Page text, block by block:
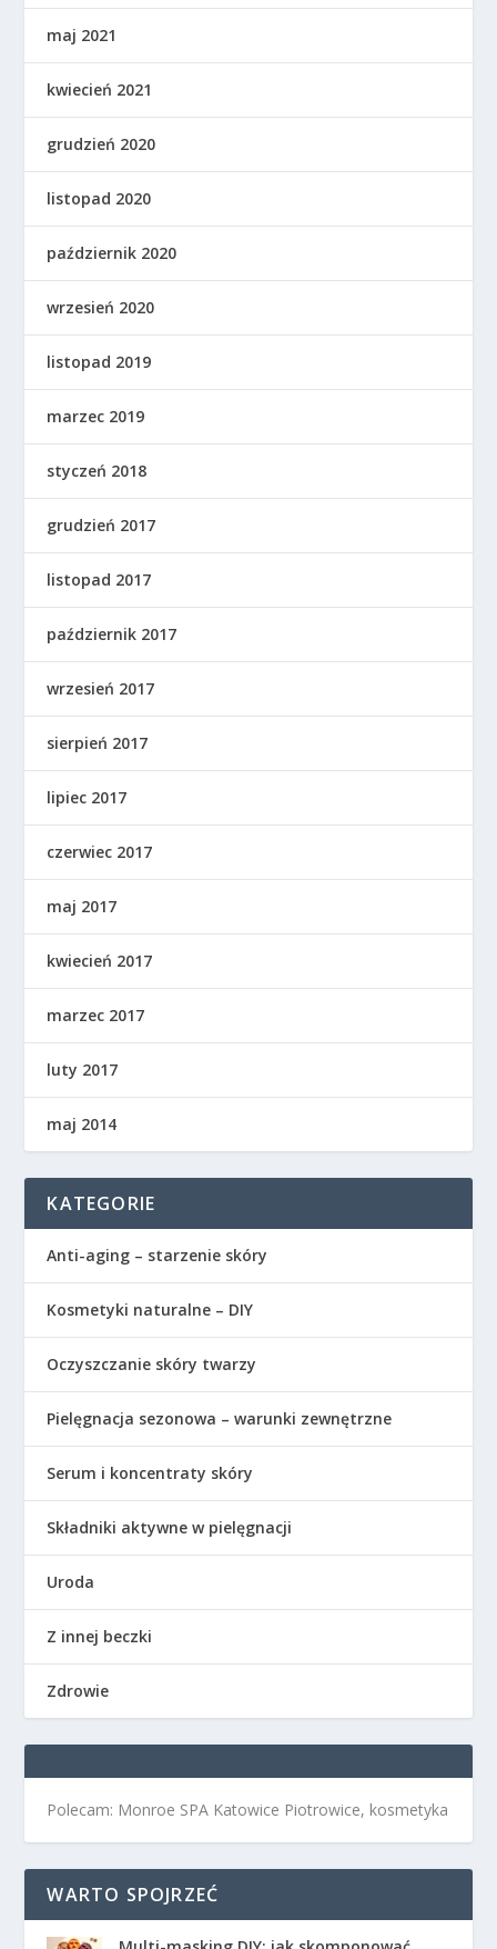
maj 2021
kwiecień 2021
grudzień 2020
listopad 2020
październik 2020
wrzesień 2020
listopad 2019
marzec 2019
styczeń 2018
grudzień 2017
listopad 2017
październik 2017
wrzesień 2017
sierpień 2017
lipiec 2017
czerwiec 2017
maj 2017
kwiecień 2017
marzec 2017
luty 2017
maj 2014
KATEGORIE
Anti-aging – starzenie skóry
Kosmetyki naturalne – DIY
Oczyszczanie skóry twarzy
Pielęgnacja sezonowa – warunki zewnętrzne
Serum i koncentraty skóry
Składniki aktywne w pielęgnacji
Uroda
Z innej beczki
Zdrowie
Polecam: Monroe SPA Katowice Piotrowice, kosmetyka
WARTO SPOJRZEĆ